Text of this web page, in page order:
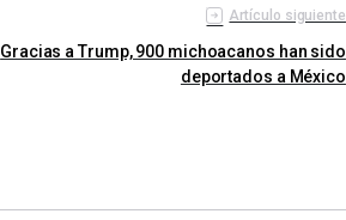
Artículo siguiente
Gracias a Trump, 900 michoacanos han sido
deportados a México